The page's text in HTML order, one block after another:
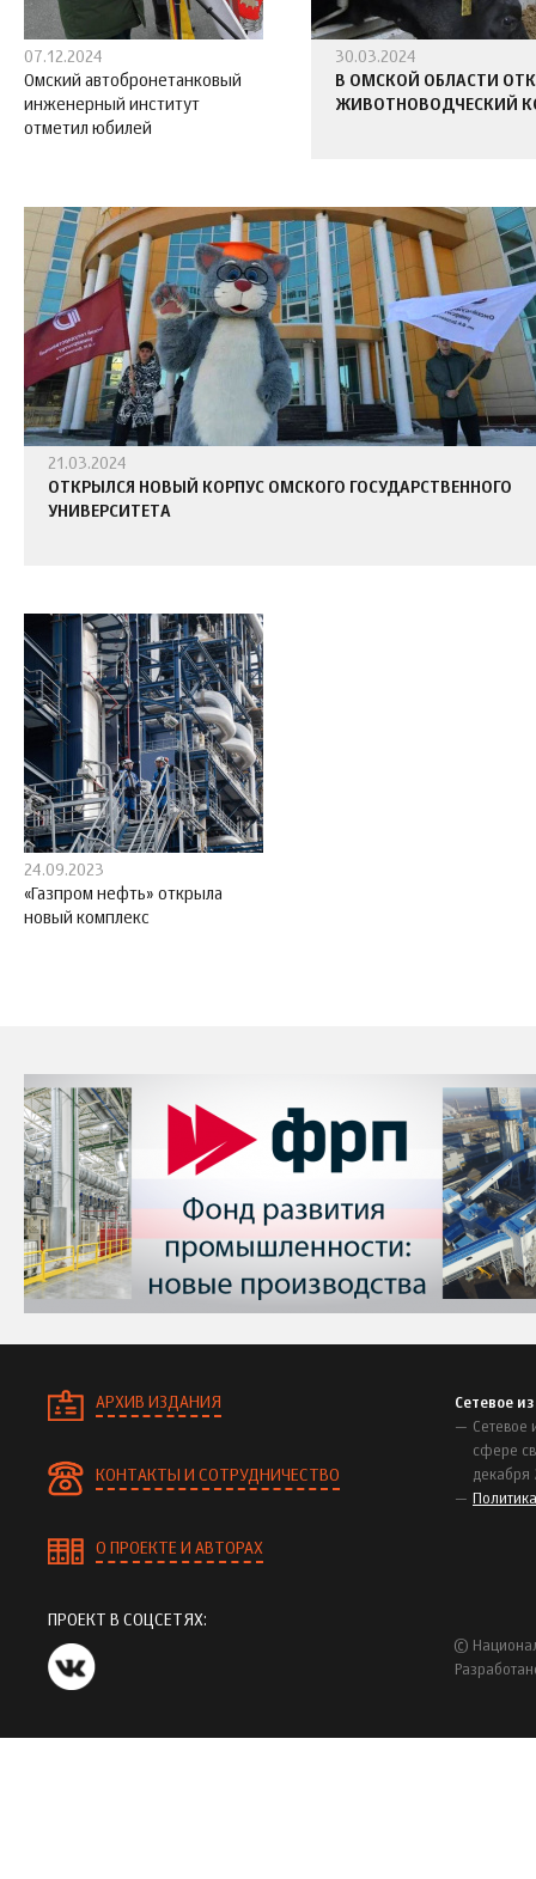
07.12.2024
Омский автобронетанковый
инженерный институт
отметил юбилей
30.03.2024
В ОМСКОЙ ОБЛАСТИ
ЖИВОТНОВОДЧЕСКИЙ
21.03.2024
ОТКРЫЛСЯ НОВЫЙ КОРПУС ОМСКОГО ГОСУДАРСТВЕННОГО
УНИВЕРСИТЕТА
24.09.2023
«Газпром нефть» открыла
новый комплекс
АРХИВ ИЗДАНИЯ
КОНТАКТЫ И СОТРУДНИЧЕСТВО
О ПРОЕКТЕ И АВТОРАХ
Сетевое
Сетевое
сфере
декабря
ПРОЕКТ В СОЦСЕТЯХ:
©